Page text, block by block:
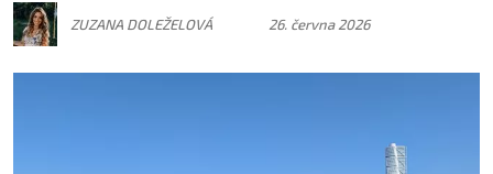
ZUZANA DOLEŽELOVÁ 26. června 2026